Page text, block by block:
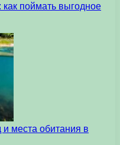
поймать выгодное
места обитания в